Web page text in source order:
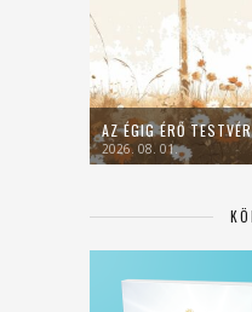
AZ ÉGIG ÉRŐ
2026. 08. 01.